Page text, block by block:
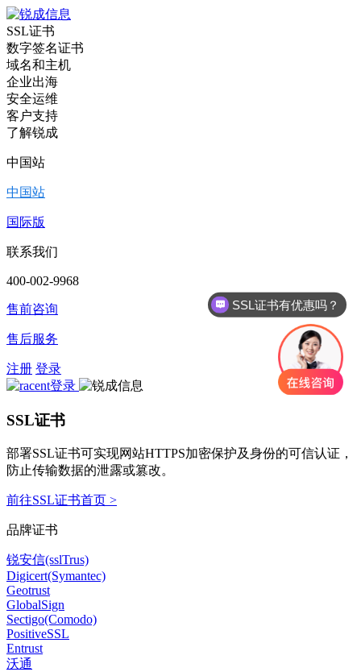
SSL证书
数字签名证书
域名和主机
企业出海
安全运维
客户支持
了解锐成
中国站
中国站
国际版
联系我们
400-002-9968
售前咨询
售后服务
注册 登录
SSL证书
部署SSL证书可实现网站HTTPS加密保护及身份的可信认证，
防止传输数据的泄露或篡改。
前往SSL证书首页 >
品牌证书
锐安信(sslTrus)
Digicert(Symantec)
Geotrust
GlobalSign
Sectigo(Comodo)
PositiveSSL
Entrust
沃通
代码签名证书有优惠吗？